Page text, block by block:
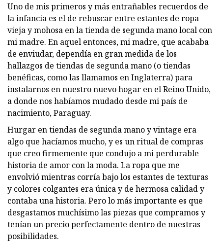
Uno de mis primeros y más entrañables recuerdos de
la infancia es el de rebuscar entre estantes de ropa
vieja y mohosa en la tienda de segunda mano local con
mi madre. En aquel entonces, mi madre, que acababa
de enviudar, dependía en gran medida de los
hallazgos de tiendas de segunda mano (o tiendas
benéficas, como las llamamos en Inglaterra) para
instalarnos en nuestro nuevo hogar en el Reino Unido,
a donde nos habíamos mudado desde mi país de
nacimiento, Paraguay.
Hurgar en tiendas de segunda mano y vintage era
algo que hacíamos mucho, y es un ritual de compras
que creo firmemente que condujo a mi perdurable
historia de amor con la moda. La ropa que me
envolvió mientras corría bajo los estantes de texturas
y colores colgantes era única y de hermosa calidad y
contaba una historia. Pero lo más importante es que
desgastamos muchísimo las piezas que compramos y
tenían un precio perfectamente dentro de nuestras
posibilidades.